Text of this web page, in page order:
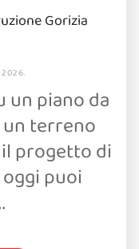
Gorizia
.
piano da
terreno
progetto di
puoi